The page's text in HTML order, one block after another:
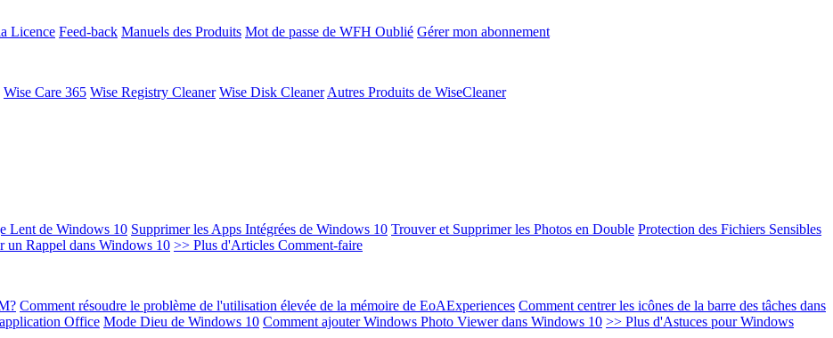
Licence Feed-back Manuels des Produits Mot de passe de WFH Oublié Gérer mon abonnement
Wise Care 365 Wise Registry Cleaner Wise Disk Cleaner Autres Produits de WiseCleaner
Lent de Windows 10 Supprimer les Apps Intégrées de Windows 10 Trouver et Supprimer les Photos en Double Protection des Fichiers Sensibles
un Rappel dans Windows 10 >> Plus d'Articles Comment-faire
Comment résoudre le problème de l'utilisation élevée de la mémoire de EoAExperiences Comment centrer les icônes de la barre des tâches dans
Office Mode Dieu de Windows 10 Comment ajouter Windows Photo Viewer dans Windows 10 >> Plus d'Astuces pour Windows